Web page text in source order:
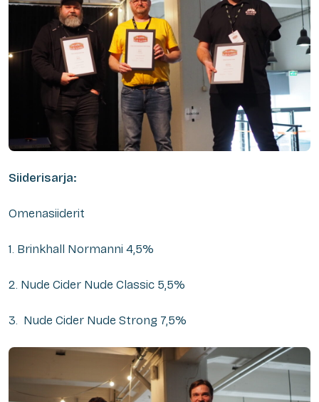
Siiderisarja:
Omenasiiderit
1. Brinkhall Normanni 4,5%
2. Nude Cider Nude Classic 5,5%
3. Nude Cider Nude Strong 7,5%